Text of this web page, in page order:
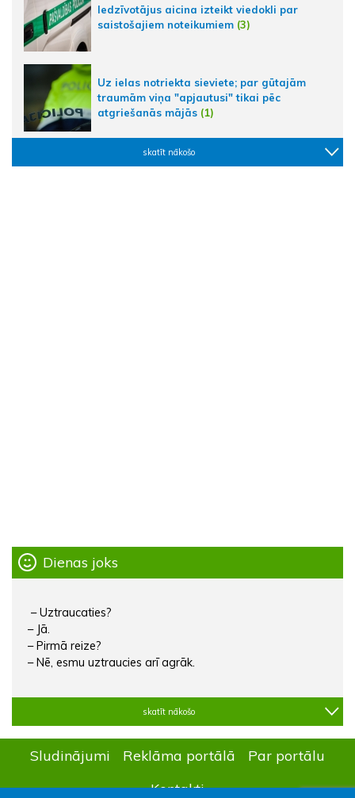
Iedzīvotājus aicina izteikt viedokli par
saistošajiem noteikumiem (3)
Uz ielas notriekta sieviete; par gūtajām
traumām viņa "apjautusi" tikai pēc
atgriešanās mājās (1)
skatīt nākošo
Dienas joks
– Uztraucaties?
– Jā.
– Pirmā reize?
– Nē, esmu uztraucies arī agrāk.
skatīt nākošo
Sludinājumi Reklāma portālā
Par portālu
Kontakti